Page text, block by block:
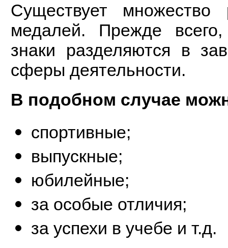
Существует множество
медалей. Прежде
знаки разделяются в
сферы деятельности.
В подобном случае
спортивные;
выпускные;
юбилейные;
за особые отличия;
за успехи в учебе и т.д.